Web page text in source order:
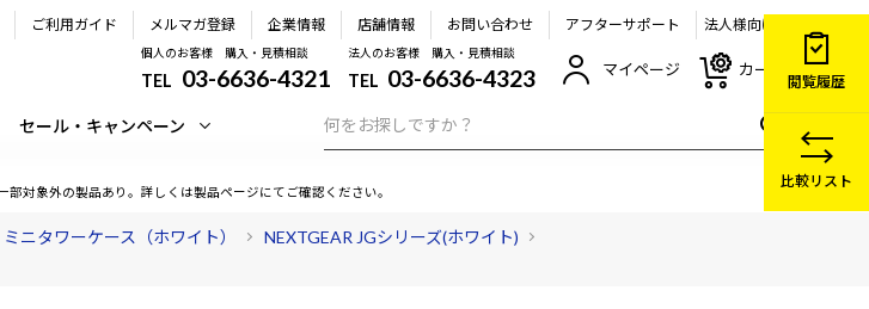
ご利用ガイド メルマガ登録 企業情報 店舗情報 お問い合わせ アフターサポート 法人様向け
個人のお客様 購入・見積相談
TEL 03-6636-4321
法人のお客様 購入・見積相談
TEL 03-6636-4323 マイページ カート
セール・キャンペーン
部対象外の製品あり。詳しくは製品ページにてご確認ください。
ミニタワーケース（ホワイト）
NEXTGEAR JGシリーズ(ホワイト)
閲覧履歴
比較リスト